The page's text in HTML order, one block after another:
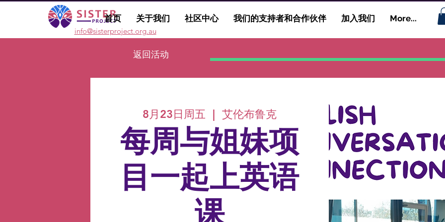
info@sisterproject.org.au
首页 关于我们 社区中心 我们的支持者和合作伙伴 加入我们 More...
返回活动
8月23日周五
  |
艾伦布鲁克
每周与姐妹项
目一起上英语
课